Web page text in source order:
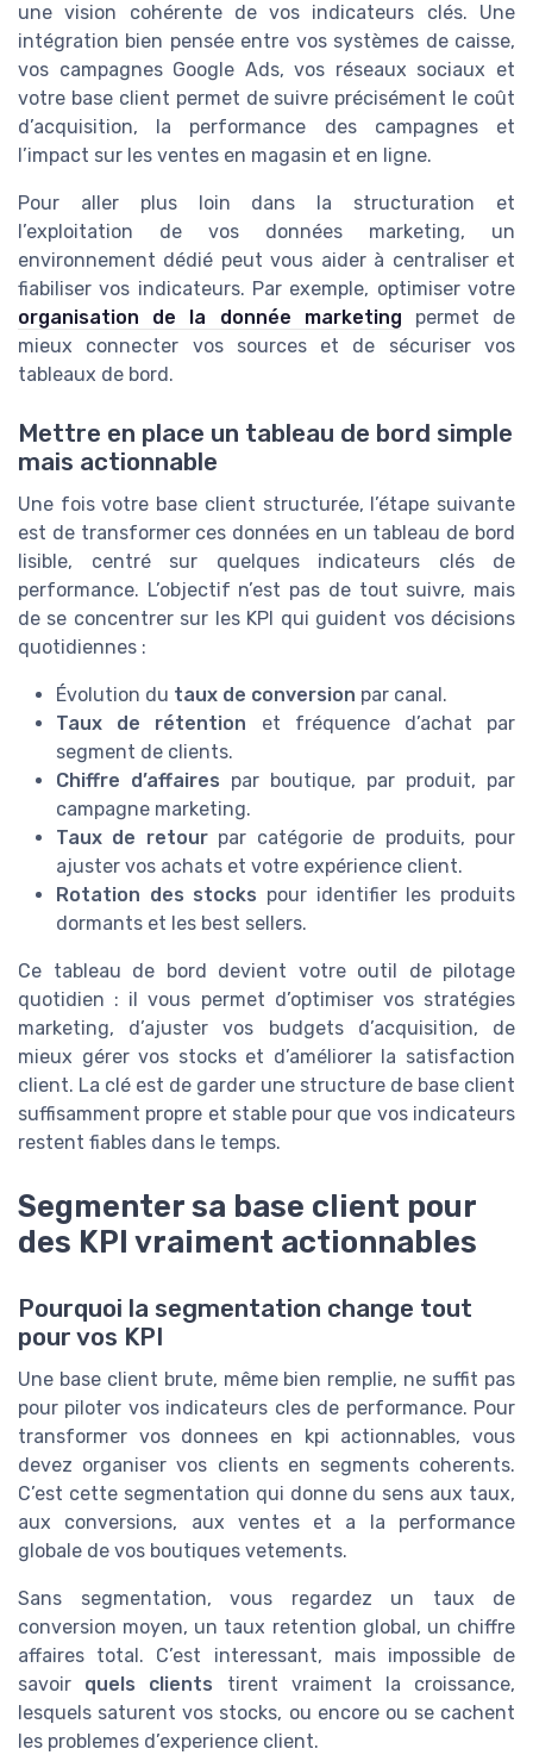
une vision cohérente de vos indicateurs clés. Une
intégration bien pensée entre vos systèmes de caisse,
vos campagnes Google Ads, vos réseaux sociaux et
votre base client permet de suivre précisément le coût
d’acquisition, la performance des campagnes et
l’impact sur les ventes en magasin et en ligne.
Pour aller plus loin dans la structuration et
l’exploitation de vos données marketing, un
environnement dédié peut vous aider à centraliser et
fiabiliser vos indicateurs. Par exemple, optimiser votre
organisation de la donnée marketing permet de
mieux connecter vos sources et de sécuriser vos
tableaux de bord.
Mettre en place un tableau de bord simple
mais actionnable
Une fois votre base client structurée, l’étape suivante
est de transformer ces données en un tableau de bord
lisible, centré sur quelques indicateurs clés de
performance. L’objectif n’est pas de tout suivre, mais
de se concentrer sur les KPI qui guident vos décisions
quotidiennes :
Évolution du taux de conversion par canal.
Taux de rétention et fréquence d’achat par
segment de clients.
Chiffre d’affaires par boutique, par produit, par
campagne marketing.
Taux de retourpar catégorie de produits, pour
ajuster vos achats et votre expérience client.
Rotation des stocks pour identifier les produits
dormants et les best sellers.
Ce tableau de bord devient votre outil de pilotage
quotidien : il vous permet d’optimiser vos stratégies
marketing, d’ajuster vos budgets d’acquisition, de
mieux gérer vos stocks et d’améliorer la satisfaction
client. La clé est de garder une structure de base client
suffisamment propre et stable pour que vos indicateurs
restent fiables dans le temps.
Segmenter sa base client pour
des KPI vraiment actionnables
Pourquoi la segmentation change tout
pour vos KPI
Une base client brute, même bien remplie, ne suffit pas
pour piloter vos indicateurs cles de performance. Pour
transformer vos donnees en kpi actionnables, vous
devez organiser vos clients en segments coherents.
C’est cette segmentation qui donne du sens aux taux,
aux conversions, aux ventes et a la performance
globale de vos boutiques vetements.
Sans segmentation, vous regardez un taux de
conversion moyen, un taux retention global, un chiffre
affaires total. C’est interessant, mais impossible de
savoir quels clients tirent vraiment la croissance,
lesquels saturent vos stocks, ou encore ou se cachent
les problemes d’experience client.